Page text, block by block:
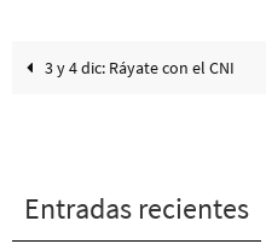
3 y 4 dic: Ráyate con el CNI
Entradas recientes